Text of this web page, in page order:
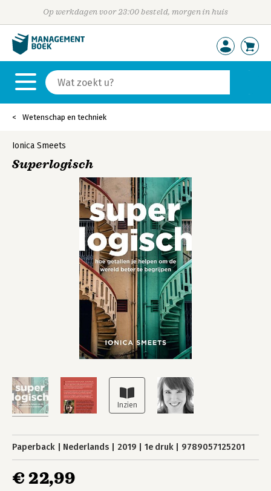
Op werkdagen voor 23:00 besteld, morgen in huis
Wetenschap en techniek
Ionica Smeets
Superlogisch
Paperback Nederlands 2019 1e druk 9789057125201
€ 22,99